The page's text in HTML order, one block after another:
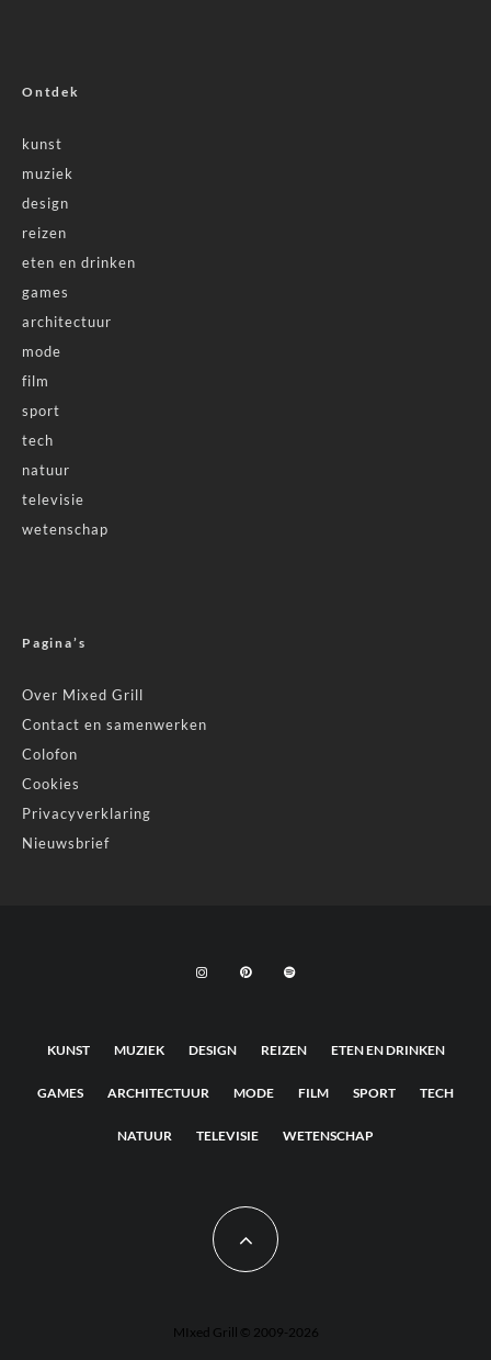
Ontdek
kunst
muziek
design
reizen
eten en drinken
games
architectuur
mode
film
sport
tech
natuur
televisie
wetenschap
Pagina’s
Over Mixed Grill
Contact en samenwerken
Colofon
Cookies
Privacyverklaring
Nieuwsbrief
KUNST MUZIEK DESIGN REIZEN ETEN EN DRINKEN
GAMES ARCHITECTUUR MODE FILM SPORT TECH
NATUUR TELEVISIE WETENSCHAP
MIxed Grill © 2009-2026